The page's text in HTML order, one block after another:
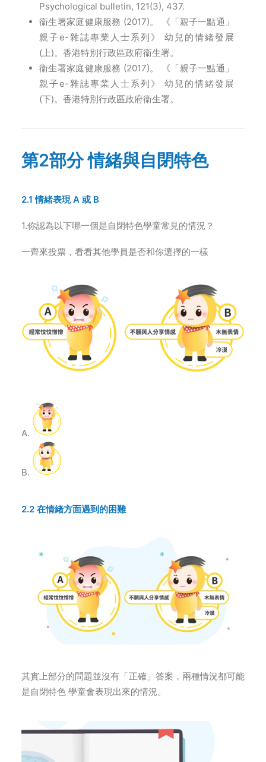
Psychological bulletin, 121(3), 437.
衞生署家庭健康服務 (2017)。 《「親子一點通」
親子e-雜誌專業人士系列》 幼兒的情緒發展
(上)。香港特別行政區政府衞生署。
衞生署家庭健康服務 (2017)。 《「親子一點通」
親子e-雜誌專業人士系列》 幼兒的情緒發展
(下)。香港特別行政區政府衞生署。
第2部分 情緒與自閉特色
2.1 情緒表現 A 或 B
1.你認為以下哪一個是自閉特色學童常見的情況？
一齊來投票，看看其他學員是否和你選擇的一樣
2.2 在情緒方面遇到的困難
其實上部分的問題並沒有「正確」答案，兩種情況都可能
是自閉特色 學童會表現出來的情況。